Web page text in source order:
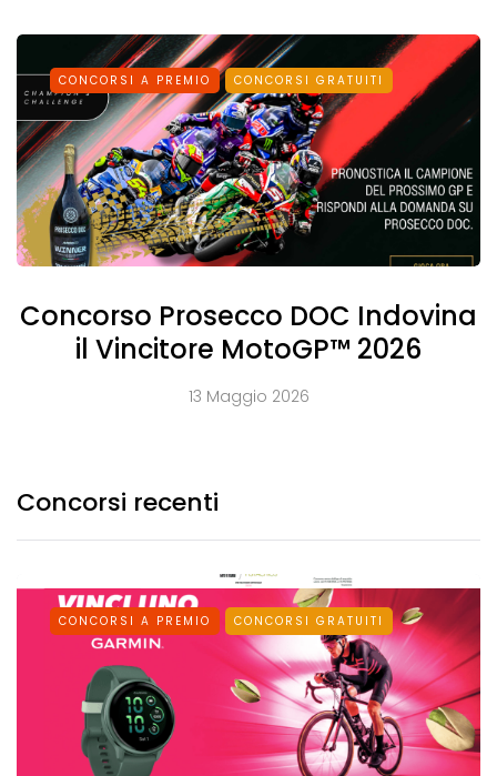
CONCORSI A PREMIO CONCORSI GRATUITI
Concorso Prosecco DOC Indovina
il Vincitore MotoGP™ 2026
13 Maggio 2026
Concorsi recenti
CONCORSI A PREMIO CONCORSI GRATUITI